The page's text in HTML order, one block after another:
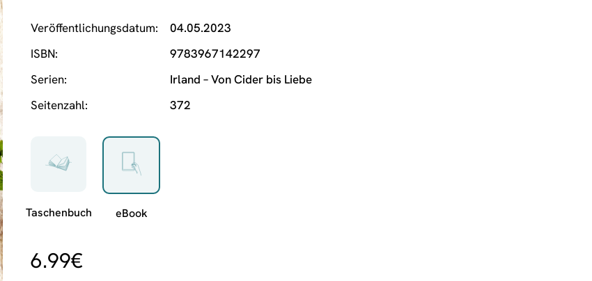
Veröffentlichungsdatum
04.05.2023
ISBN
9783967142297
Serien
Irland – Von Cider bis Liebe
Seitenzahl
372
6.99€